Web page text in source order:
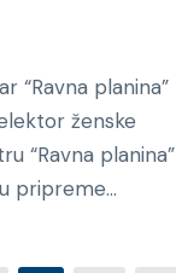
“Ravna planina”
ženske
“Ravna planina”
pripreme...